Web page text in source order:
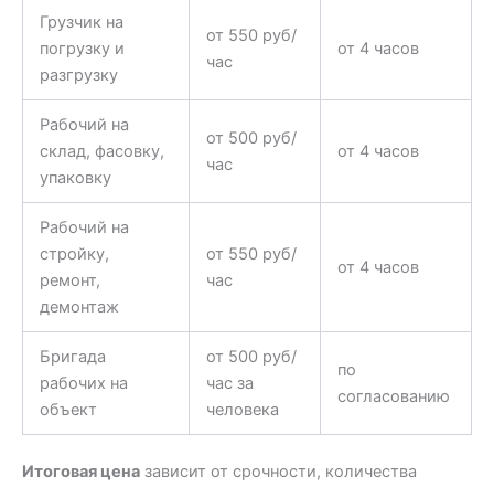
Грузчик на
погрузку и
разгрузку
от 550 руб/
час
от 4 часов
Рабочий на
склад, фасовку,
упаковку
от 500 руб/
час
от 4 часов
Рабочий на
стройку,
ремонт,
демонтаж
от 550 руб/
час
от 4 часов
Бригада
рабочих на
объект
от 500 руб/
час за
человека
по
согласованию
Итоговая цена зависит от срочности, количества